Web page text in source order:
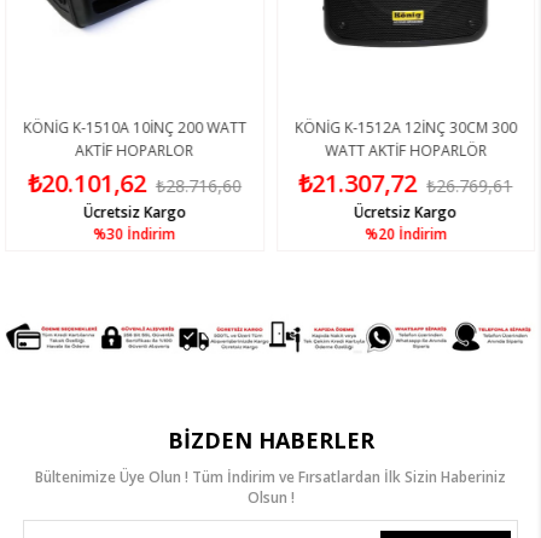
K-1510A 10İNÇ 200 WATT
AKTİF HOPARLOR
₺28.716,60
İndirim
Ücretsiz Kargo
KÖNİG K-1512A 12İNÇ 30CM 300
WATT AKTİF HOPARLÖR
₺21.307,72 ₺26.769,61
İndirim
Ücretsiz Kargo
BIZDEN HABERLER
Bültenimize Üye Olun ! Tüm İndirim ve Fırsatlardan İlk Sizin Haberiniz
Olsun !